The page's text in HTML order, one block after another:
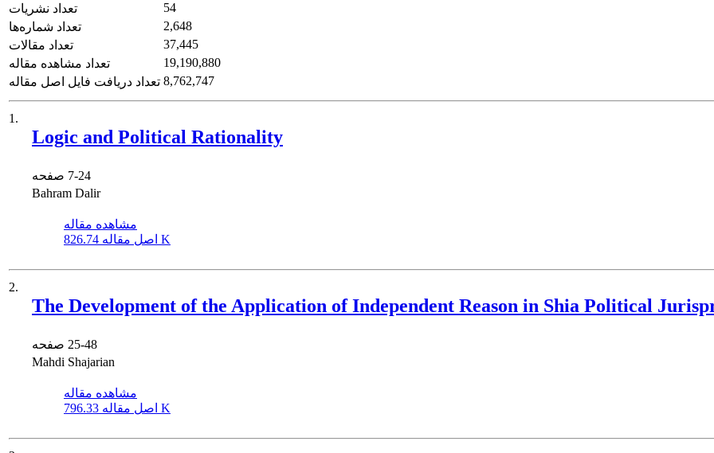
تعداد نشریات
54
تعداد شماره‌ها
2,648
تعداد مقالات
37,445
تعداد مشاهده مقاله
19,190,880
تعداد دریافت فایل اصل مقاله 8,762,747
1.
Logic and Political Rationality
7-24
Bahram Dalir
مشاهده مقاله
اصل مقاله 826.74 K
2.
The Development of the Application of Independent Reason in Shia Political
25-48
Mahdi Shajarian
مشاهده مقاله
اصل مقاله 796.33 K